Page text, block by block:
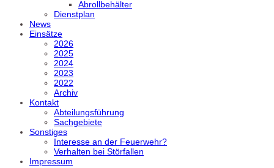
Abrollbehälter
Dienstplan
News
Einsätze
2026
2025
2024
2023
2022
Archiv
Kontakt
Abteilungsführung
Sachgebiete
Sonstiges
Interesse an der Feuerwehr?
Verhalten bei Störfallen
Impressum